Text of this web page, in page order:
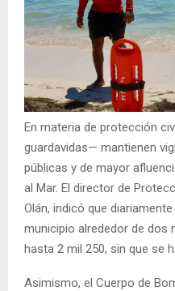
En materia de protección
guardavidas— mantienen
públicas y de mayor
al Mar. El director de
Olán, indicó que
municipio alrededor de dos
hasta 2 mil 250, sin que se
Asimismo, el Cuerpo de